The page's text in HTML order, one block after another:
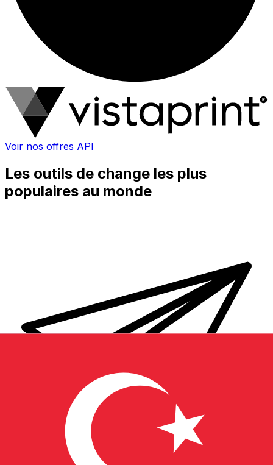
Voir nos offres API
Les outils de change les plus
populaires au monde